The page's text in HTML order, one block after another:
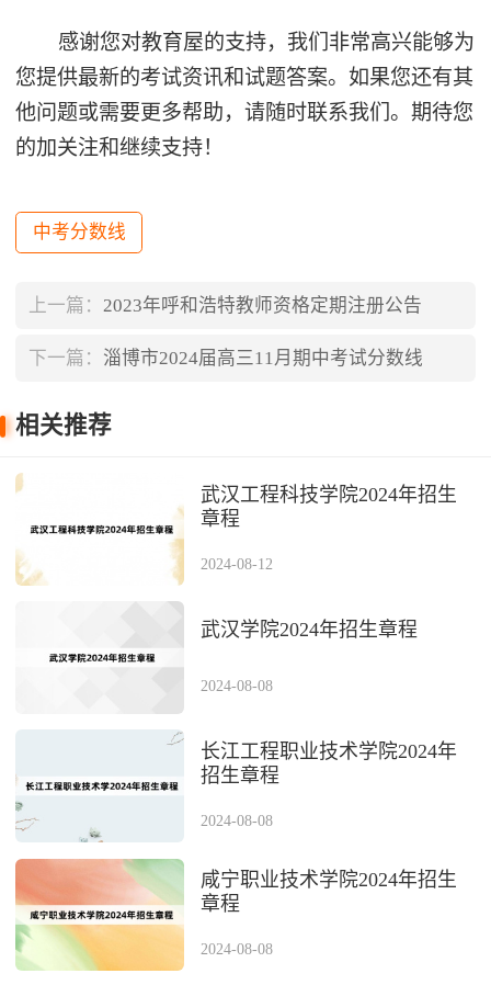
感谢您对教育屋的支持，我们非常高兴能够为
您提供最新的考试资讯和试题答案。如果您还有其
他问题或需要更多帮助，请随时联系我们。期待您
的加关注和继续支持！
中考分数线
上一篇：2023年呼和浩特教师资格定期注册公告
下一篇： 淄博市2024届高三11月期中考试分数线
相关推荐
武汉工程科技学院2024年招生
章程
2024-08-12
武汉学院2024年招生章程
2024-08-08
长江工程职业技术学院2024年
招生章程
2024-08-08
咸宁职业技术学院2024年招生
章程
2024-08-08